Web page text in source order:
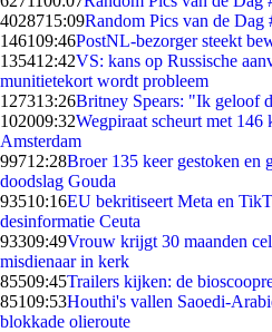
4028715:09Random Pics van de Dag
146109:46PostNL-bezorger steekt
135412:42VS: kans op Russische
munitietekort wordt probleem
127313:26Britney Spears: "Ik geloof
102009:32Wegpiraat scheurt met 146
Amsterdam
99712:28Broer 135 keer gestoken en
doodslag Gouda
93510:16EU bekritiseert Meta en
desinformatie Ceuta
93309:49Vrouw krijgt 30 maanden
misdienaar in kerk
85509:45Trailers kijken: de
85109:53Houthi's vallen Saoedi-
blokkade olieroute